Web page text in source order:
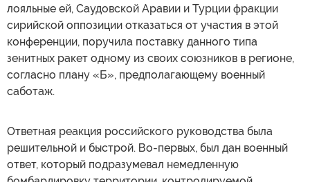
лояльные ей, Саудовской Аравии и Турции фракции
сирийской оппозиции отказаться от участия в этой
конференции, поручила поставку данного типа
зенитных ракет одному из своих союзников в регионе,
согласно плану «Б», предполагающему военный
саботаж.
Ответная реакция российского руководства была
решительной и быстрой. Во-первых, был дан военный
ответ, который подразумевал немедленную